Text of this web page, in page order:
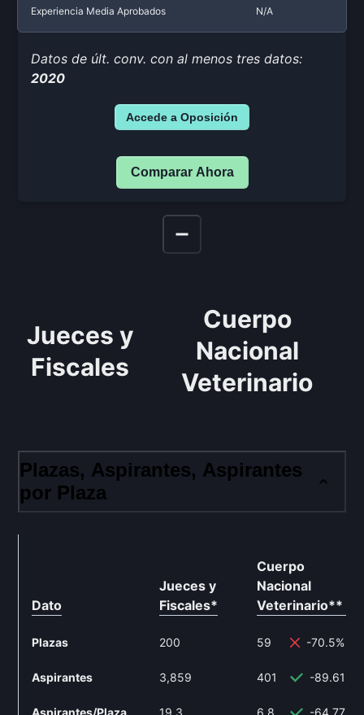
Experiencia Media Aprobados
N/A
Datos de últ. conv. con al menos tres datos:
2020
Accede a Oposición
Comparar Ahora
Jueces y
Fiscales
Cuerpo
Nacional
Veterinario
Plazas, Aspirantes, Aspirantes
por Plaza
Dato
Jueces y
Fiscales*
Plazas 200
Aspirantes 3,859
Aspirantes/Plaza 19.3
Cuerpo
Nacional
Veterinario**
59 -70.5%
401 -89.61%
6.8 -64.77%